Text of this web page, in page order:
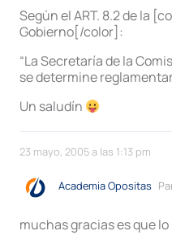
Según el ART. 8.2 de la
Gobierno[/color]:
“La Secretaría de la
se determine
Un saludín
23 mayo, 2005 a las 1:13 pm
Academia Opositas
muchas gracias es que